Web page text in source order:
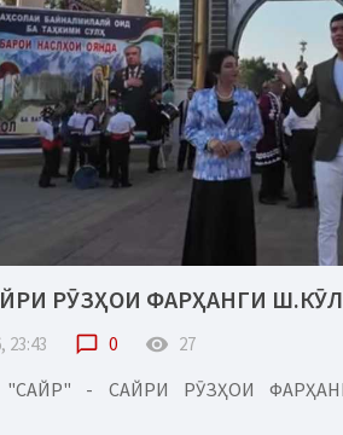
РӮЗҲОИ ФАРҲАНГИ
23:43 chat_bubble_outline 0 remove_red_eye 27
"САЙР" - САЙРИ РӮЗҲОИ